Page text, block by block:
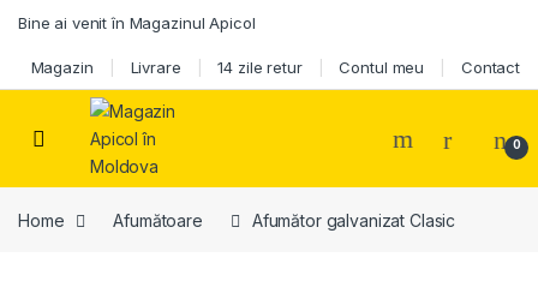
Skip to navigation
Skip to content
Bine ai venit în Magazinul Apicol
Magazin Livrare 14 zile retur Contul meu Contact
0
Home Afumătoare Afumător galvanizat Clasic